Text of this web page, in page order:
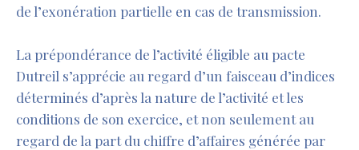
de l’exonération partielle en cas de transmission.
La prépondérance de l’activité éligible au pacte
Dutreil s’apprécie au regard d’un faisceau d’indices
déterminés d’après la nature de l’activité et les
conditions de son exercice, et non seulement au
regard de la part du chiffre d’affaires générée par